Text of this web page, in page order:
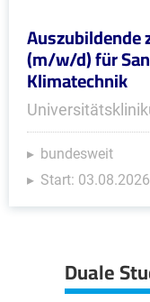
Auszubildende
(m/w/d) für
Klimatechnik
bundesweit
Start: 03.08.2026
Duale